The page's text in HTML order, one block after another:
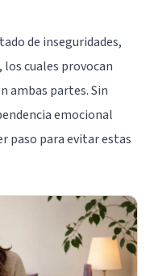
de inseguridades,
cuales provocan
ambas partes. Sin
emocional
paso para evitar estas